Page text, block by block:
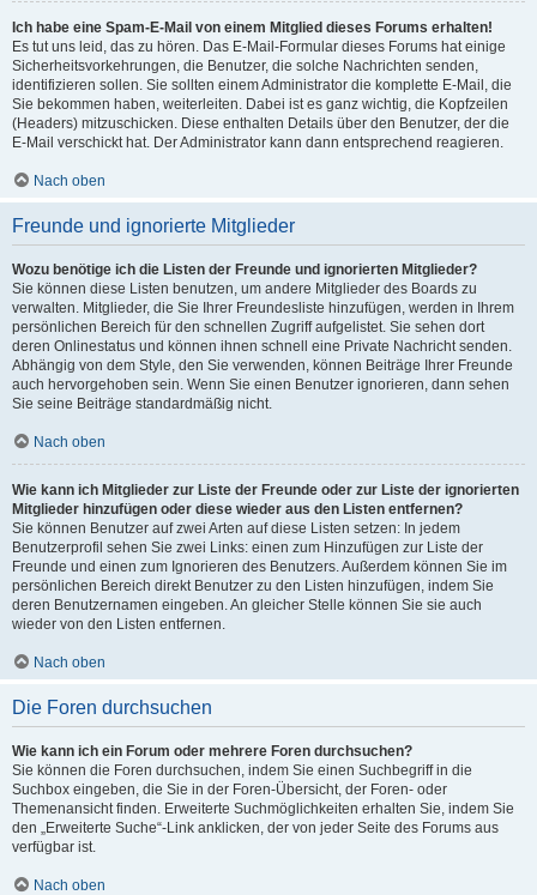
Ich habe eine Spam-E-Mail von einem Mitglied dieses Forums erhalten!
Es tut uns leid, das zu hören. Das E-Mail-Formular dieses Forums hat einige
Sicherheitsvorkehrungen, die Benutzer, die solche Nachrichten senden,
identifizieren sollen. Sie sollten einem Administrator die komplette E-Mail, die
Sie bekommen haben, weiterleiten. Dabei ist es ganz wichtig, die Kopfzeilen
(Headers) mitzuschicken. Diese enthalten Details über den Benutzer, der die
E-Mail verschickt hat. Der Administrator kann dann entsprechend reagieren.
Nach oben
Freunde und ignorierte Mitglieder
Wozu benötige ich die Listen der Freunde und ignorierten Mitglieder?
Sie können diese Listen benutzen, um andere Mitglieder des Boards zu
verwalten. Mitglieder, die Sie Ihrer Freundesliste hinzufügen, werden in Ihrem
persönlichen Bereich für den schnellen Zugriff aufgelistet. Sie sehen dort
deren Onlinestatus und können ihnen schnell eine Private Nachricht senden.
Abhängig von dem Style, den Sie verwenden, können Beiträge Ihrer Freunde
auch hervorgehoben sein. Wenn Sie einen Benutzer ignorieren, dann sehen
Sie seine Beiträge standardmäßig nicht.
Nach oben
Wie kann ich Mitglieder zur Liste der Freunde oder zur Liste der ignorierten
Mitglieder hinzufügen oder diese wieder aus den Listen entfernen?
Sie können Benutzer auf zwei Arten auf diese Listen setzen: In jedem
Benutzerprofil sehen Sie zwei Links: einen zum Hinzufügen zur Liste der
Freunde und einen zum Ignorieren des Benutzers. Außerdem können Sie im
persönlichen Bereich direkt Benutzer zu den Listen hinzufügen, indem Sie
deren Benutzernamen eingeben. An gleicher Stelle können Sie sie auch
wieder von den Listen entfernen.
Nach oben
Die Foren durchsuchen
Wie kann ich ein Forum oder mehrere Foren durchsuchen?
Sie können die Foren durchsuchen, indem Sie einen Suchbegriff in die
Suchbox eingeben, die Sie in der Foren-Übersicht, der Foren- oder
Themenansicht finden. Erweiterte Suchmöglichkeiten erhalten Sie, indem Sie
den „Erweiterte Suche“-Link anklicken, der von jeder Seite des Forums aus
verfügbar ist.
Nach oben